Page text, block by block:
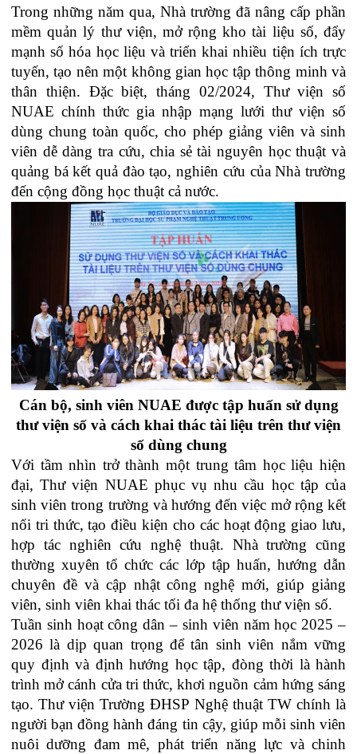
Trong những năm qua, Nhà trường đã nâng cấp phần
mềm quản lý thư viện, mở rộng kho tài liệu số, đẩy
mạnh số hóa học liệu và triển khai nhiều tiện ích trực
tuyến, tạo nên một không gian học tập thông minh và
thân thiện. Đặc biệt, tháng 02/2024, Thư viện số
NUAE chính thức gia nhập mạng lưới thư viện số
dùng chung toàn quốc, cho phép giảng viên và sinh
viên dễ dàng tra cứu, chia sẻ tài nguyên học thuật và
quảng bá kết quả đào tạo, nghiên cứu của Nhà trường
đến cộng đồng học thuật cả nước.
Cán bộ, sinh viên NUAE được tập huấn sử dụng
thư viện số và cách khai thác tài liệu trên thư viện
số dùng chung
Với tầm nhìn trở thành một trung tâm học liệu hiện
đại, Thư viện NUAE phục vụ nhu cầu học tập của
sinh viên trong trường và hướng đến việc mở rộng kết
nối tri thức, tạo điều kiện cho các hoạt động giao lưu,
hợp tác nghiên cứu nghệ thuật. Nhà trường cũng
thường xuyên tổ chức các lớp tập huấn, hướng dẫn
chuyên đề và cập nhật công nghệ mới, giúp giảng
viên, sinh viên khai thác tối đa hệ thống thư viện số.
Tuần sinh hoạt công dân – sinh viên năm học 2025 –
2026 là dịp quan trọng để tân sinh viên nắm vững
quy định và định hướng học tập, đòng thời là hành
trình mở cánh cửa tri thức, khơi nguồn cảm hứng sáng
tạo. Thư viện Trường ĐHSP Nghệ thuật TW chính là
người bạn đồng hành đáng tin cậy, giúp mỗi sinh viên
nuôi dưỡng đam mê, phát triển năng lực và chinh